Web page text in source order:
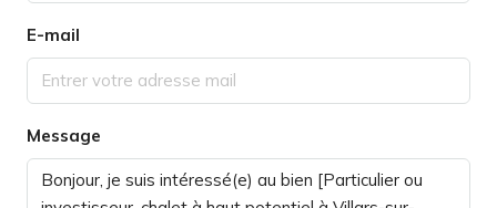
E-mail
Message